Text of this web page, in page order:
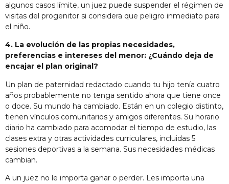
algunos casos límite, un juez puede suspender el régimen de
visitas del progenitor si considera que peligro inmediato para
el niño.
4. La evolución de las propias necesidades,
preferencias e intereses del menor: ¿Cuándo deja de
encajar el plan original?
Un plan de paternidad redactado cuando tu hijo tenía cuatro
años probablemente no tenga sentido ahora que tiene once
o doce. Su mundo ha cambiado. Están en un colegio distinto,
tienen vínculos comunitarios y amigos diferentes. Su horario
diario ha cambiado para acomodar el tiempo de estudio, las
clases extra y otras actividades curriculares, incluidas 5
sesiones deportivas a la semana. Sus necesidades médicas
cambian.
A un juez no le importa ganar o perder. Les importa una